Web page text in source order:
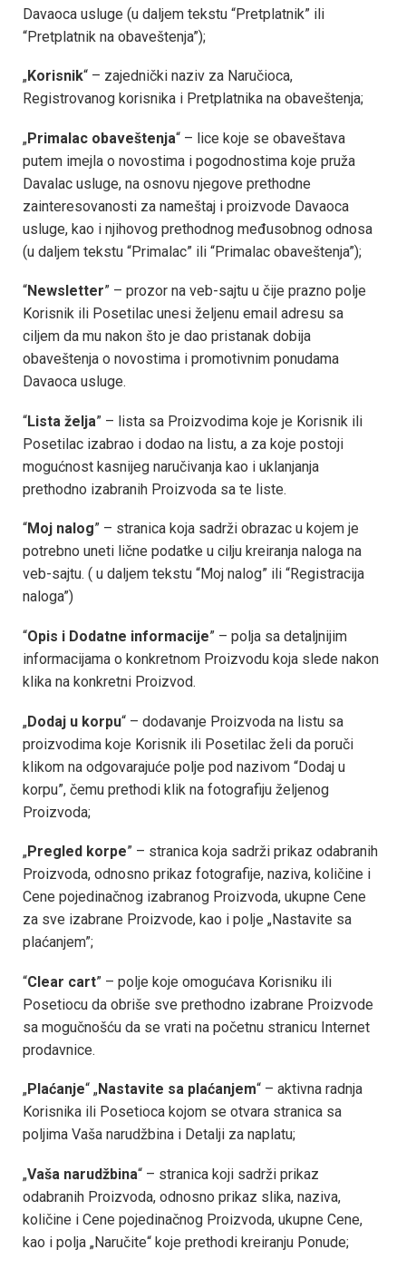
Davaoca usluge (u daljem tekstu “Pretplatnik” ili
“Pretplatnik na obaveštenja”);
„Korisnik“ – zajednički naziv za Naručioca,
Registrovanog korisnika i Pretplatnika na obaveštenja;
„Primalac obaveštenja“ – lice koje se obaveštava
putem imejla o novostima i pogodnostima koje pruža
Davalac usluge, na osnovu njegove prethodne
zainteresovanosti za nameštaj i proizvode Davaoca
usluge, kao i njihovog prethodnog međusobnog odnosa
(u daljem tekstu “Primalac” ili “Primalac obaveštenja”);
“Newsletter” – prozor na veb-sajtu u čije prazno polje
Korisnik ili Posetilac unesi željenu email adresu sa
ciljem da mu nakon što je dao pristanak dobija
obaveštenja o novostima i promotivnim ponudama
Davaoca usluge.
“Lista želja” – lista sa Proizvodima koje je Korisnik ili
Posetilac izabrao i dodao na listu, a za koje postoji
mogućnost kasnijeg naručivanja kao i uklanjanja
prethodno izabranih Proizvoda sa te liste.
“Moj nalog” – stranica koja sadrži obrazac u kojem je
potrebno uneti lične podatke u cilju kreiranja naloga na
veb-sajtu. ( u daljem tekstu “Moj nalog” ili “Registracija
naloga”)
“Opis i Dodatne informacije” – polja sa detaljnijim
informacijama o konkretnom Proizvodu koja slede nakon
klika na konkretni Proizvod.
„Dodaj u korpu“ – dodavanje Proizvoda na listu sa
proizvodima koje Korisnik ili Posetilac želi da poruči
klikom na odgovarajuće polje pod nazivom “Dodaj u
korpu”, čemu prethodi klik na fotografiju željenog
Proizvoda;
„Pregled korpe” – stranica koja sadrži prikaz odabranih
Proizvoda, odnosno prikaz fotografije, naziva, količine i
Cene pojedinačnog izabranog Proizvoda, ukupne Cene
za sve izabrane Proizvode, kao i polje „Nastavite sa
plaćanjem”;
“Clear cart” – polje koje omogućava Korisniku ili
Posetiocu da obriše sve prethodno izabrane Proizvode
sa mogučnošću da se vrati na početnu stranicu Internet
prodavnice.
„Plaćanje“ „Nastavite sa plaćanjem“ – aktivna radnja
Korisnika ili Posetioca kojom se otvara stranica sa
poljima Vaša narudžbina i Detalji za naplatu;
„Vaša narudžbina“ – stranica koji sadrži prikaz
odabranih Proizvoda, odnosno prikaz slika, naziva,
količine i Cene pojedinačnog Proizvoda, ukupne Cene,
kao i polja „Naručite“ koje prethodi kreiranju Ponude;